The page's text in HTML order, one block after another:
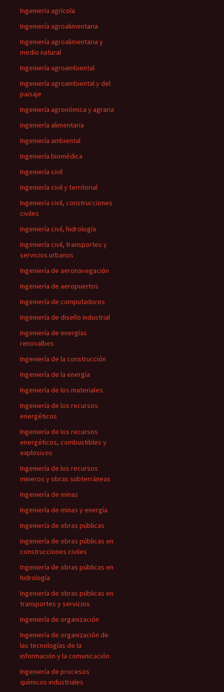
Ingeniería agrícola
Ingeniería agroalimentaria
Ingeniería agroalimentaria y
medio natural
Ingeniería agroambiental
Ingeniería agroambiental y del
paisaje
Ingeniería agronómica y agraria
Ingeniería alimentaria
Ingeniería ambiental
Ingeniería biomédica
Ingeniería civil
Ingeniería civil y territorial
Ingeniería civil, construcciones
civiles
Ingeniería civil, hidrología
Ingeniería civil, transportes y
servicios urbanos
Ingeniería de aeronavegación
Ingeniería de aeropuertos
Ingeniería de computadores
Ingeniería de diseño industrial
Ingeniería de energías
renovalbes
Ingeniería de la construcción
Ingeniería de la energía
Ingeniería de los materiales
Ingeniería de los recursos
energéticos
Ingeniería de los recursos
energéticos, combustibles y
explosivos
Ingeniería de los recursos
mineros y obras subterráneas
Ingeniería de minas
Ingeniería de minas y energía
Ingeniería de obras públicas
Ingeniería de obras públicas en
construcciones civiles
Ingeniería de obras públicas en
hidrología
Ingeniería de obras públicas en
transportes y servicios
Ingeniería de organización
Ingeniería de organización de
las tecnologías de la
información y la comunicación
Ingeniería de procesos
químicos industriales